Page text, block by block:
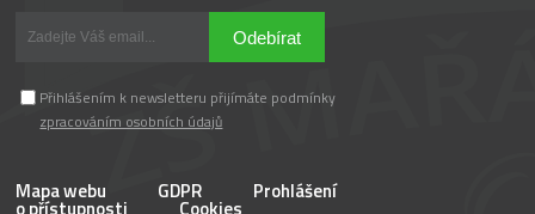
Odebírat
Přihlášením k newsletteru přijímáte podmínky
zpracováním osobních údajů
Mapa webu GDPR Prohlášení